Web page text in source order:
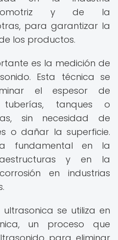
y de la
para garantizar la
los productos.
es la medición de
Esta técnica se
el espesor de
tuberías, tanques o
sin necesidad de
o dañar la superficie.
fundamental en la
y en la
en industrias
se utiliza en
un proceso que